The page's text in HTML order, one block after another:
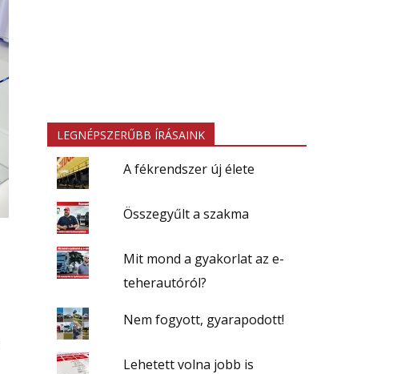
LEGNÉPSZERŰBB ÍRÁSAINK
A fékrendszer új élete
Összegyűlt a szakma
Mit mond a gyakorlat az e-
teherautóról?
Nem fogyott, gyarapodott!
Lehetett volna jobb is